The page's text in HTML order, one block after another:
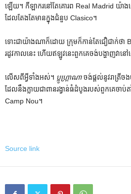
ឡើយ។ កីឡាករនៅតែគោរព Real Madrid យ៉ា
ដែលតែងតែមានក្នុងជំនួប Clasico។
ទោះជាយ៉ាងណាក៏ដោយ ក្រុមក៏កាន់តែជឿជាក់ថា
រដូវកាលនេះ ហើយឥឡូវនេះពួកគេចង់បង្ហាញវាន
លើសពីអ្វីទាំងអស់។ ប្លូហ្គ្រាណាចង់​ផ្តល់​នូវ​រាត្រី​ចង
ដែល​នឹង​ក្លាយ​ជា​ពាន​រង្វាន់​ធំ​ដំបូង​របស់​ពួក​គេ​ចា
Camp Nou។
Source link